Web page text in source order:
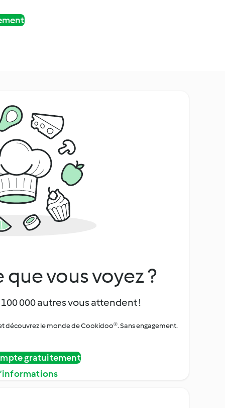
vous voyez ?
000 autres vous attendent !
découvrez le monde de Cookidoo®. Sans engagement.
gratuitement